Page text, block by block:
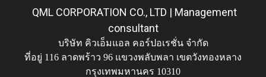
QML CORPORATION CO., LTD | Management
consultant
บริษัท คิวเอ็มแอล คอร์ปอเรชั่น จำกัด
ที่อยู่ 116 ลาดพร้าว 96 แขวงพลับพลา เขตวังทองหลาง
กรุงเทพมหานคร 10310